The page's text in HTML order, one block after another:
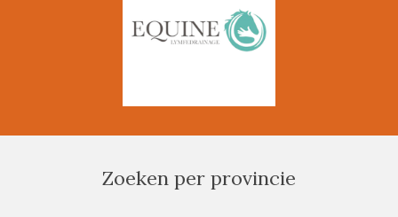
Zoeken per provincie